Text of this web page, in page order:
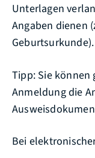
Unterlagen
Angaben dienen
Geburtsurkunde).
Tipp: Sie können
Anmeldung die
Bei